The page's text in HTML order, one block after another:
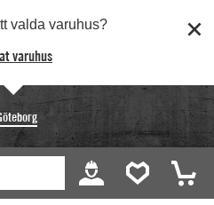
valda varuhus?
varuhus